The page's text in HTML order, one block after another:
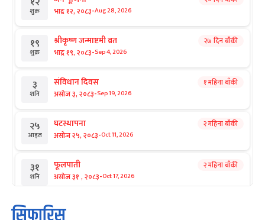
शुक्र भाद्र १२, २०८३-Aug 28, 2026
१९
शुक्र
श्रीकृष्ण जन्माष्टमी व्रत
भाद्र १९, २०८३-Sep 4, 2026
२७ दिन बाँकी
३
शनि
संविधान दिवस
असोज ३, २०८३-Sep 19, 2026
१ महिना बाँकी
२५
आइत
घटस्थापना
असोज २५, २०८३-Oct 11, 2026
२ महिना बाँकी
३१
शनि
फूलपाती
असोज ३१ , २०८३-Oct 17, 2026
२ महिना बाँकी
१ कार्तिक सङ्क्रान्ति